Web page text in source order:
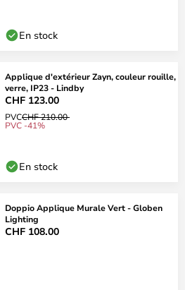
En stock
Applique d'extérieur Zayn, couleur rouille,
verre, IP23 - Lindby
CHF 123.00
PVCCHF 210.00
PVC -41%
En stock
Doppio Applique Murale Vert - Globen
Lighting
CHF 108.00